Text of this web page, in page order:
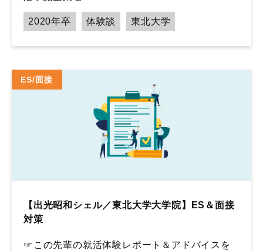
2020年卒 体験談 東北大学
ES/面接
【出光昭和シェル／東北大学大学院】ES＆面接
対策
☞この先輩の就活体験レポート＆アドバイスを